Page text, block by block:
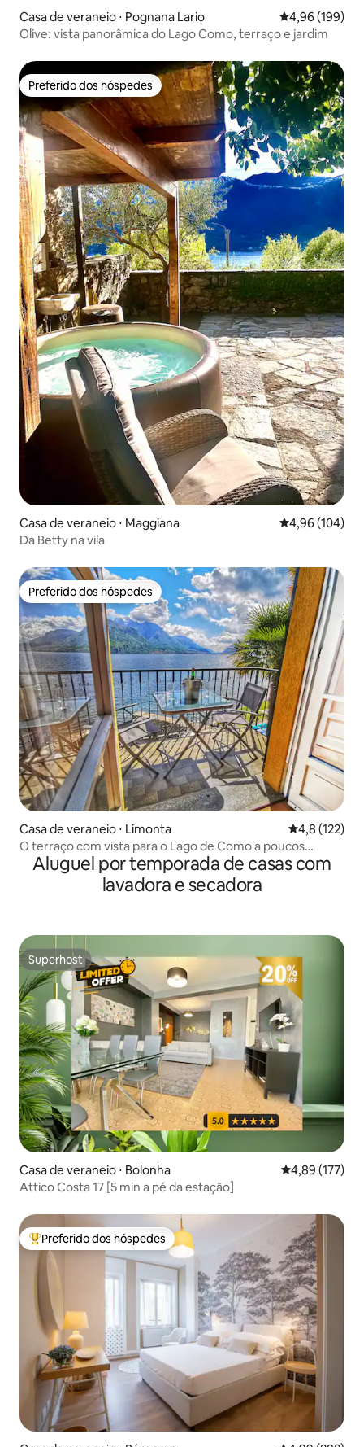
Casa de veraneio ⋅ Pognana Lario 4,96 de uma
4,96 (199)
Olive: vista panorâmica do Lago Como, terraço e jardim
Preferido dos hóspedes
Preferido dos hóspedes
Casa de veraneio ⋅ Maggiana 4,96 de uma
4,96 (104)
Da Betty na vila
Preferido dos hóspedes
Preferido dos hóspedes
Casa de veraneio ⋅ Limonta 4,8 de uma
4,8 (122)
O terraço com vista para o Lago de Como a poucos
passos de Bellagio
Aluguel por temporada de casas com
lavadora e secadora
Superhost
Superhost
Casa de veraneio ⋅ Bolonha 4,89 de uma
4,89 (177)
Attico Costa 17 [5 min a pé da estação]
Entre os melhores preferidos dos hóspedes
Preferido dos hóspedes